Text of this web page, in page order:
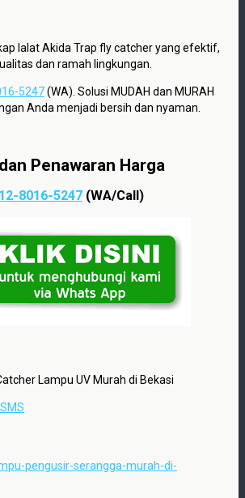
lalat Akida Trap fly catcher yang efektif,
dan ramah lingkungan.
5247(WA). Solusi MUDAH dan MURAH
Anda menjadi bersih dan nyaman.
Penawaran Harga
8016-5247 (WA/Call)
Lampu UV Murah di Bekasi
SMS